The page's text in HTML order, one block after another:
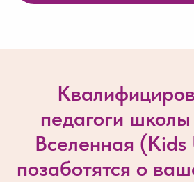
педагоги
Вселенная (Kids
позаботятся о